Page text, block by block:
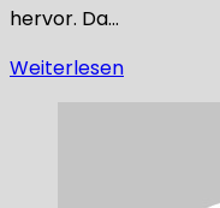
hervor. Da…
Weiterlesen